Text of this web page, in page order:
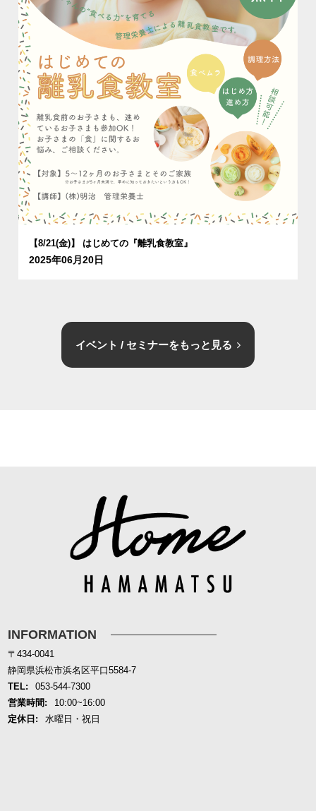
【8/21(金)】 はじめての『離乳食教室』
2025年06月20日
イベント / セミナーをもっと見る
INFORMATION
〒434-0041
静岡県浜松市浜名区平口5584-7
TEL:
053-544-7300
営業時間:
10:00~16:00
定休日:
水曜日・祝日